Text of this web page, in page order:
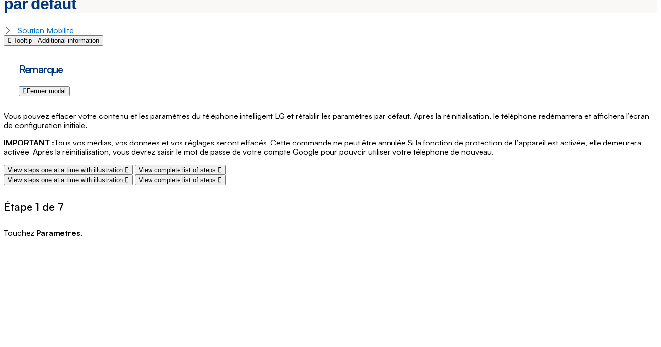
par défaut
Soutien Mobilité
Tooltip - Additional information
Remarque
Fermer modal
Vous pouvez effacer votre contenu et les paramètres du téléphone intelligent LG et rétablir les paramètres par défaut. Après la réinitialisation, le téléphone redémarrera et affichera l’écran
de configuration initiale.
IMPORTANT :Tous vos médias, vos données et vos réglages seront effacés. Cette commande ne peut être annulée.Si la fonction de protection de lʼappareil est activée, elle demeurera
activée. Après la réinitialisation, vous devrez saisir le mot de passe de votre compte Google pour pouvoir utiliser votre téléphone de nouveau.
View steps one at a time with illustration
View complete list of steps
View steps one at a time with illustration
View complete list of steps
Étape 1 de 7
Touchez Paramètres.